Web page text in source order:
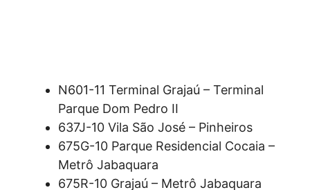
N601-11 Terminal Grajaú – Terminal
Parque Dom Pedro II
637J-10 Vila São José – Pinheiros
675G-10 Parque Residencial Cocaia –
Metrô Jabaquara
675R-10 Grajaú – Metrô Jabaquara